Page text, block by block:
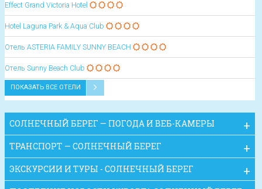
Effect Grand Victoria Hotel
Hotel Laguna Park & Aqua Club
Oтель ASTERIA FAMILY SUNNY BEACH
Oтель Sunny Beach Club
ПОКАЗАТЬ ВСЕ ОТЕЛИ
СОЛНЕЧНЫЙ БЕРЕГ — ПОГОДА И ВЕБ-КАМЕРЫ
ТРАНСПОРТ — СОЛНЕЧНЫЙ БЕРЕГ
ЭКСКУРСИИ И ТУРЫ - СОЛНЕЧНЫЙ БЕРЕГ